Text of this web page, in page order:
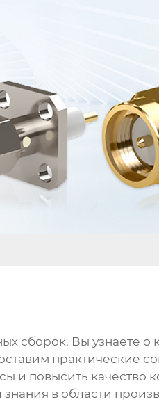
сборок. Вы узнаете о
практические
и повысить качество
в области